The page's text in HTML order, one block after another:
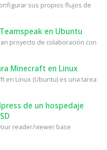
sus propios flujos de
en Ubuntu
proyecto de colaboración con
Minecraft en Linux
en Linux (Ubuntu) es una tarea
de un hospedaje
reader/viewer base